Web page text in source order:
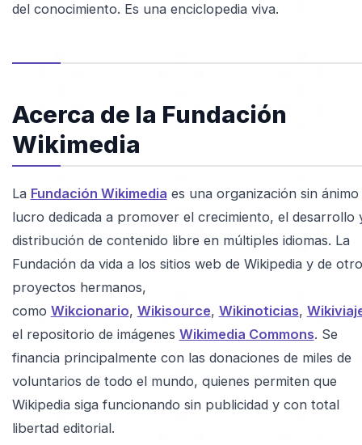
del conocimiento. Es una enciclopedia viva.
Acerca de la Fundación
Wikimedia
La Fundación Wikimedia es una organización sin ánimo
lucro dedicada a promover el crecimiento, el desarrollo
distribución de contenido libre en múltiples idiomas. La
Fundación da vida a los sitios web de Wikipedia y de
proyectos hermanos,
como Wikcionario, Wikisource, Wikinoticias,
el repositorio de imágenes Wikimedia Commons. Se
financia principalmente con las donaciones de miles de
voluntarios de todo el mundo, quienes permiten que
Wikipedia siga funcionando sin publicidad y con total
libertad editorial.